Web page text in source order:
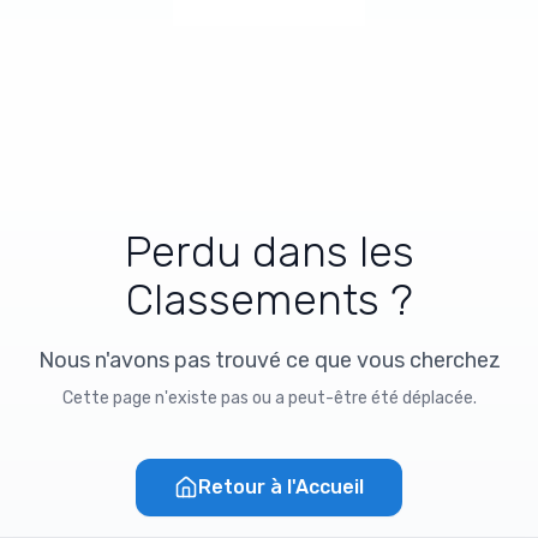
Perdu dans les
Classements ?
Nous n'avons pas trouvé ce que vous cherchez
Cette page n'existe pas ou a peut-être été déplacée.
Retour à l'Accueil